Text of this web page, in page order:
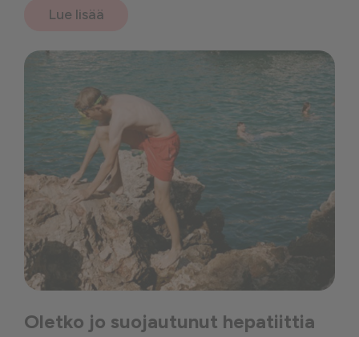
Lue lisää
Oletko jo suojautunut hepatiittia